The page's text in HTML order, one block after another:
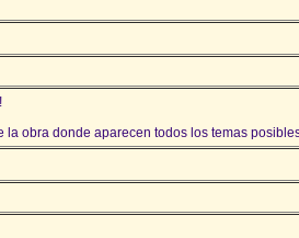
la obra donde aparecen todos los temas